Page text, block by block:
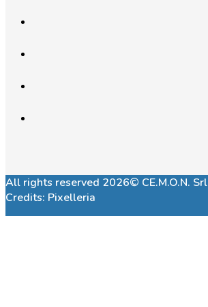
All rights reserved 2026© CE.M.O.N. Srl
Credits: Pixelleria